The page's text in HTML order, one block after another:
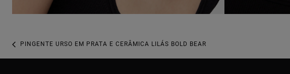
PINGENTE URSO EM PRATA E CERÂMICA LILÁS BOLD BEAR